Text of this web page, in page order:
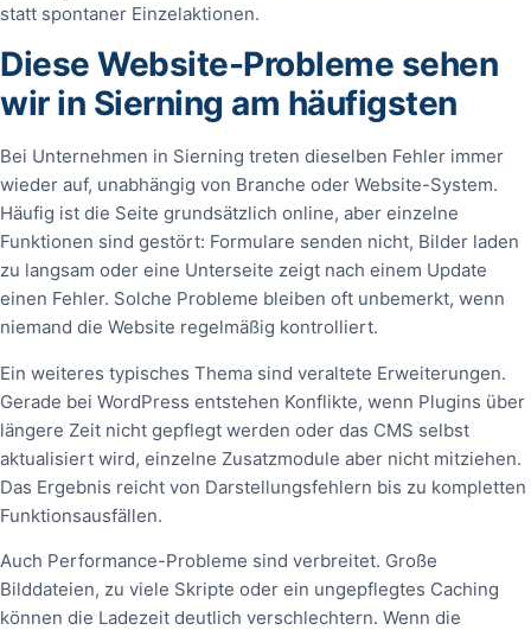
statt spontaner Einzelaktionen.
Diese Website-Probleme sehen
wir in Sierning am häufigsten
Bei Unternehmen in Sierning treten dieselben Fehler immer
wieder auf, unabhängig von Branche oder Website-System.
Häufig ist die Seite grundsätzlich online, aber einzelne
Funktionen sind gestört: Formulare senden nicht, Bilder laden
zu langsam oder eine Unterseite zeigt nach einem Update
einen Fehler. Solche Probleme bleiben oft unbemerkt, wenn
niemand die Website regelmäßig kontrolliert.
Ein weiteres typisches Thema sind veraltete Erweiterungen.
Gerade bei WordPress entstehen Konflikte, wenn Plugins über
längere Zeit nicht gepflegt werden oder das CMS selbst
aktualisiert wird, einzelne Zusatzmodule aber nicht mitziehen.
Das Ergebnis reicht von Darstellungsfehlern bis zu kompletten
Funktionsausfällen.
Auch Performance-Probleme sind verbreitet. Große
Bilddateien, zu viele Skripte oder ein ungepflegtes Caching
können die Ladezeit deutlich verschlechtern. Wenn die